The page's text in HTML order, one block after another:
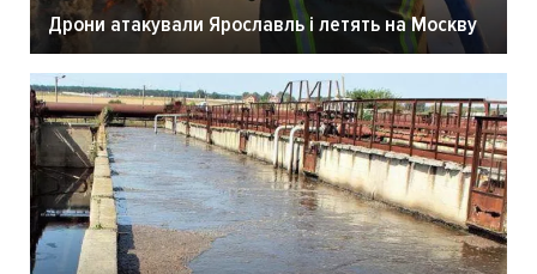
Дрони атакували Ярославль і летять на Москву